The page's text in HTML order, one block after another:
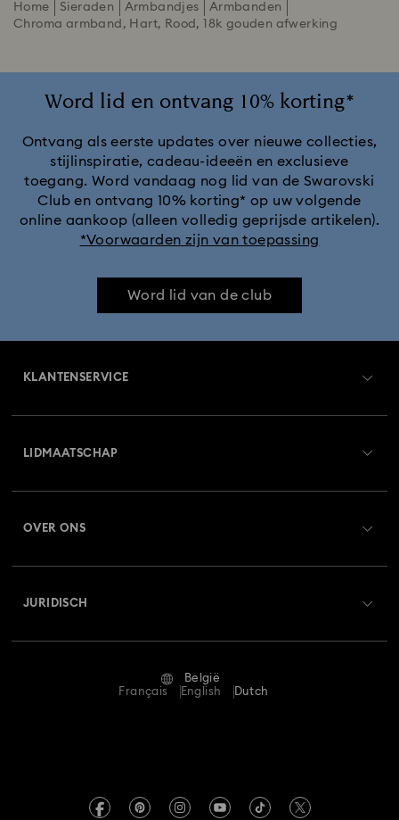
Home Sieraden Armbandjes
Armbanden
Chroma armband, Hart, Rood, ‎18k gouden afwerking
Word lid en ontvang 10% korting*
Ontvang als eerste updates over nieuwe collecties,
stijlinspiratie, cadeau-ideeën en exclusieve
toegang. Word vandaag nog lid van de Swarovski
Club en ontvang 10% korting* op uw volgende
online aankoop (alleen volledig geprijsde artikelen).
*Voorwaarden zijn van toepassing
Word lid van de club
KLANTENSERVICE
Retourneren en ruilen
Reparatiestatus
Neem contact met ons op
Afspraak maken
LIDMAATSCHAP
OVER ONS
JURIDISCH
Algemene voorwaarden
België
Français
English Dutch